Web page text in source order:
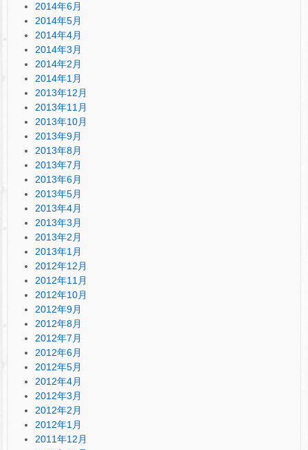
2014年6月
2014年5月
2014年4月
2014年3月
2014年2月
2014年1月
2013年12月
2013年11月
2013年10月
2013年9月
2013年8月
2013年7月
2013年6月
2013年5月
2013年4月
2013年3月
2013年2月
2013年1月
2012年12月
2012年11月
2012年10月
2012年9月
2012年8月
2012年7月
2012年6月
2012年5月
2012年4月
2012年3月
2012年2月
2012年1月
2011年12月